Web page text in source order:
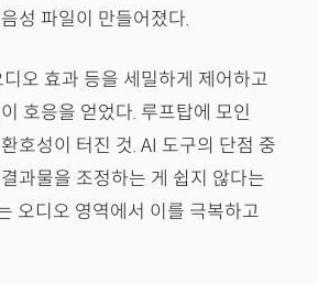
성 파일이 만들어졌다.
오 효과 등을 세밀하게 제어하고
호응을 얻었다. 루프탑에 모인
호성이 터진 것. AI 도구의 단점 중
과물을 조정하는 게 쉽지 않다는
오디오 영역에서 이를 극복하고